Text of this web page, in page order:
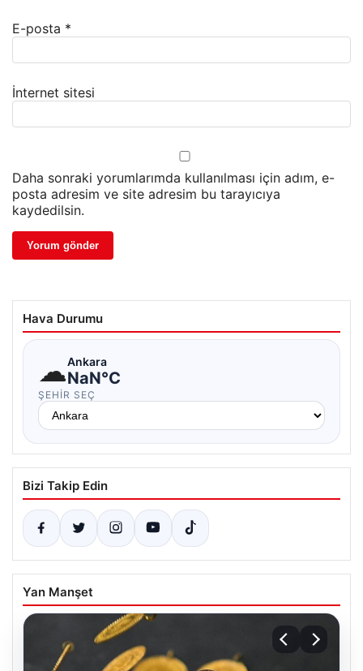
E-posta *
İnternet sitesi
Daha sonraki yorumlarımda kullanılması için adım, e-
posta adresim ve site adresim bu tarayıcıya
kaydedilsin.
Hava Durumu
☁Ankara
NaN°C
ŞEHIR SEÇ
Bizi Takip Edin
Yan Manşet